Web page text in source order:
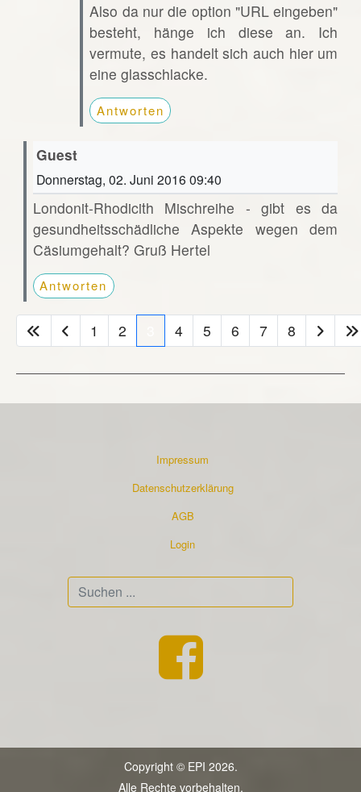
Also da nur die option "URL eingeben"
besteht, hänge ich diese an. Ich
vermute, es handelt sich auch hier um
eine glasschlacke.
Antworten
Guest
Donnerstag, 02. Juni 2016 09:40
Londonit-Rhodicith Mischreihe - gibt es da
gesundheitsschädliche Aspekte wegen dem
Cäsiumgehalt? Gruß Hertel
Antworten
1 2 4 5 6 7 8
Impressum
Datenschutzerklärung
AGB
Login
Copyright © EPI 2026.
Alle Rechte vorbehalten.